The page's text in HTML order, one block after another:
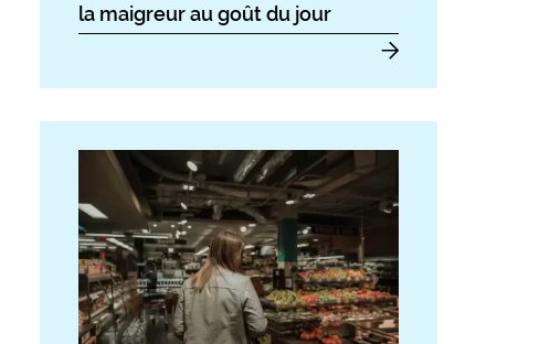
la maigreur au goût du jour